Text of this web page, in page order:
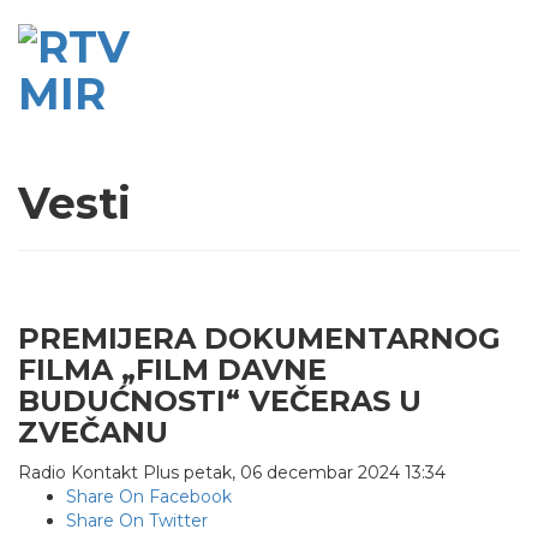
Vesti
PREMIJERA DOKUMENTARNOG
FILMA „FILM DAVNE
BUDUĆNOSTI“ VEČERAS U
ZVEČANU
Radio Kontakt Plus petak, 06 decembar 2024 13:34
Share On Facebook
Share On Twitter